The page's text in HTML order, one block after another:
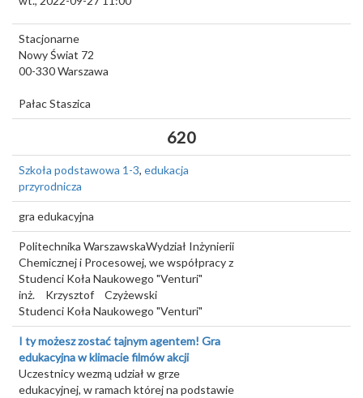
Stacjonarne
Nowy Świat 72
00-330Warszawa
Pałac Staszica
620
Szkoła podstawowa 1-3, edukacja
przyrodnicza
gra edukacyjna
Politechnika WarszawskaWydział Inżynierii
Chemicznej i Procesowej, we współpracy z
Studenci Koła Naukowego "Venturi"
inż.
Krzysztof
Czyżewski
Studenci Koła Naukowego "Venturi"
I ty możesz zostać tajnym agentem! Gra
edukacyjna w klimacie filmów akcji
Uczestnicy wezmą udział w grze
edukacyjnej, w ramach której na podstawie